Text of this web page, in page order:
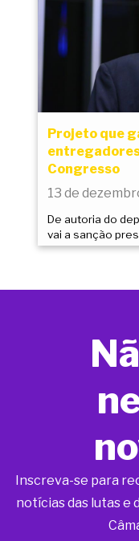
Projeto que
Congresso
13 de
De autoria do
vai a sanção
Inscreva-se para
notícias das lutas e